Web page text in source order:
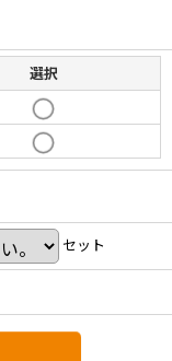
選択
セット